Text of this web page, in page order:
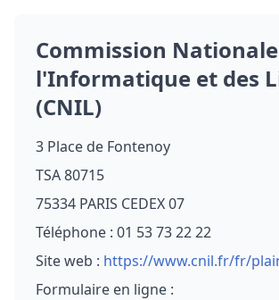
Commission
l'Informatique et des
(CNIL)
3 Place de Fontenoy
TSA 80715
75334 PARIS CEDEX 07
Téléphone : 01 53 73 22 22
Site web : https://www.cnil.fr/fr/
Formulaire en ligne :